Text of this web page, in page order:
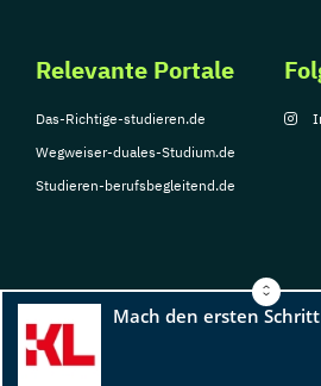
Relevante Portale
Das-Richtige-studieren.de
Wegweiser-duales-Studium.de
Studieren-berufsbegleitend.de
© Copyright 2026, TarGroup Media GmbH